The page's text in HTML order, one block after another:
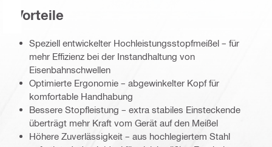
Vorteile
Speziell entwickelter Hochleistungsstopfmeißel – für
mehr Effizienz bei der Instandhaltung von
Eisenbahnschwellen
Optimierte Ergonomie – abgewinkelter Kopf für
komfortable Handhabung
Bessere Stopfleistung – extra stabiles Einsteckende
überträgt mehr Kraft vom Gerät auf den Meißel
Höhere Zuverlässigkeit – aus hochlegiertem Stahl